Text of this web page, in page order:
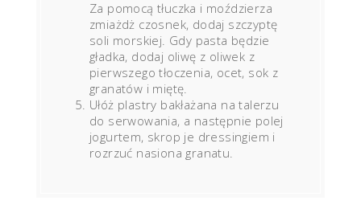
Za pomocą tłuczka i moździerza
zmiażdż czosnek, dodaj szczyptę
soli morskiej. Gdy pasta będzie
gładka, dodaj oliwę z oliwek z
pierwszego tłoczenia, ocet, sok z
granatów i miętę.
Ułóż plastry bakłażana na talerzu
do serwowania, a następnie polej
jogurtem, skrop je dressingiem i
rozrzuć nasiona granatu.